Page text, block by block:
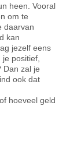
heen. Vooral
om te
daarvan
kan
jezelf eens
je positief,
Dan zal je
ook dat
hoeveel geld